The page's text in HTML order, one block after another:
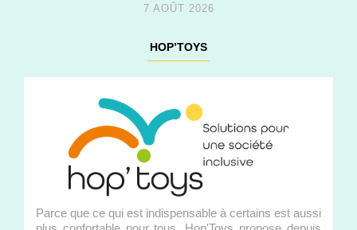
7 AOÛT 2026
HOP’TOYS
Parce que ce qui est indispensable à certains est aussi